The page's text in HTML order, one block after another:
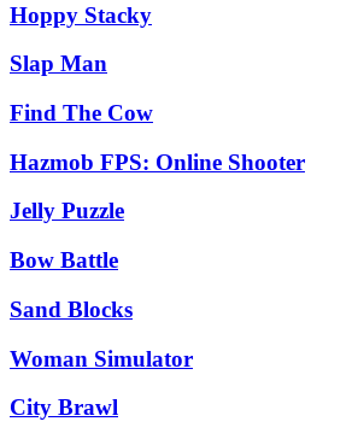
Hoppy Stacky
Slap Man
Find The Cow
Hazmob FPS: Online Shooter
Jelly Puzzle
Bow Battle
Sand Blocks
Woman Simulator
City Brawl